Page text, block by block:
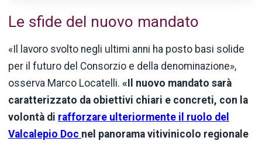
Le sfide del nuovo mandato
«Il lavoro svolto negli ultimi anni ha posto basi solide
per il futuro del Consorzio e della denominazione»,
osserva Marco Locatelli. «Il nuovo mandato sarà
caratterizzato da obiettivi chiari e concreti, con la
volontà di rafforzare ulteriormente il ruolo del
Valcalepio Doc nel panorama vitivinicolo regionale